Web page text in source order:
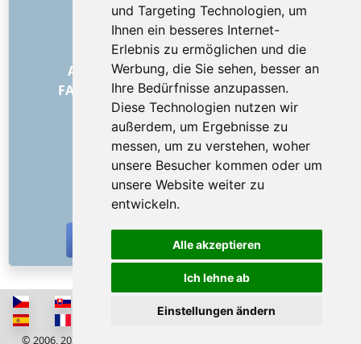
und Targeting Technologien, um
Ihnen ein besseres Internet-
Erlebnis zu ermöglichen und die
Werbung, die Sie sehen, besser an
Ihre Bedürfnisse anzupassen.
Diese Technologien nutzen wir
außerdem, um Ergebnisse zu
messen, um zu verstehen, woher
unsere Besucher kommen oder um
unsere Website weiter zu
entwickeln.
Alle akzeptieren
Ich lehne ab
Einstellungen ändern
Über uns
Wie alles begann
Preisliste
Allgemeine Geschäftsbedingungen
FAQ – für Besteller FAQ – für Anbieter
Werbung und Marketing
Blog
Impressum
Kontakt
SOZIALE NETZWERKE
© 2006, 2026 RISS COMPANY, s.r.o. Alle Rechte vorbehalten